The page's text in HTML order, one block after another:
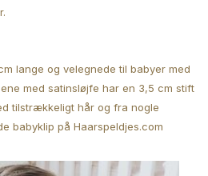
lange og velegnede til babyer med
med satinsløjfe har en 3,5 cm stift
tilstrækkeligt hår og fra nogle
babyklip på Haarspeldjes.com